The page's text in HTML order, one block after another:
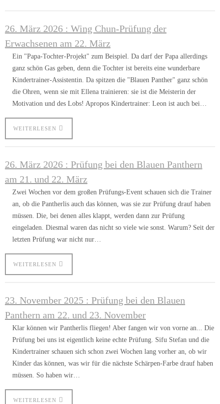
26. März 2026 : Wing Chun-Prüfung der
Erwachsenen am 22. März
Ein "Papa-Tochter-Projekt" zum Beispiel. Da darf der Papa allerdings
ganz schön Gas geben, denn die Tochter ist bereits eine wunderbare
Kindertrainer-Assistentin. Da spitzen die "Blauen Panther" ganz schön
die Ohren, wenn sie mit Ellena trainieren: sie ist die Meisterin der
Motivation und des Lobs! Apropos Kindertrainer: Leon ist auch bei…
WEITERLESEN
26. März 2026 : Prüfung bei den Blauen Panthern
am 21. und 22. März
Zwei Wochen vor dem großen Prüfungs-Event schauen sich die Trainer
an, ob die Pantherlis auch das können, was sie zur Prüfung drauf haben
müssen. Die, bei denen alles klappt, werden dann zur Prüfung
eingeladen. Diesmal waren das nicht so viele wie sonst. Warum? Seit der
letzten Prüfung war nicht nur…
WEITERLESEN
23. November 2025 : Prüfung bei den Blauen
Panthern am 22. und 23. November
Klar können wir Pantherlis fliegen! Aber fangen wir von vorne an... Die
Prüfung bei uns ist eigentlich keine echte Prüfung. Sifu Stefan und die
Kindertrainer schauen sich schon zwei Wochen lang vorher an, ob wir
Kinder das können, was wir für die nächste Schärpen-Farbe drauf haben
müssen. So haben wir…
WEITERLESEN